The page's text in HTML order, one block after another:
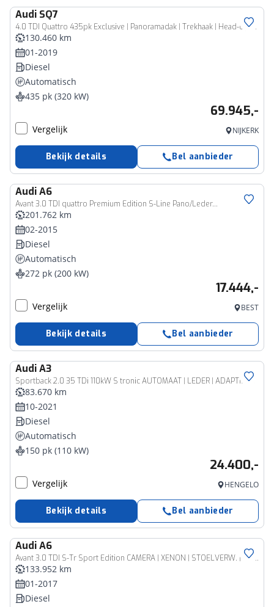
Audi SQ7
4.0 TDI Quattro 435pk Exclusive | Panoramadak | Trekhaak | Head-Up Display | Nachtzicht | Luchtvering| Carbon
130.460 km
01-2019
Diesel
Automatisch
435 pk (320 kW)
69.945,-
Vergelijk NIJKERK
Bekijk details Bel aanbieder
AudiA6
Avant 3.0 TDI quattro Premium Edition S-Line Pano/Leder...
201.762 km
02-2015
Diesel
Automatisch
272 pk (200 kW)
17.444,-
Vergelijk BEST
Bekijk details Bel aanbieder
AudiA3
Sportback 2.0 35 TDi 110kW S tronic AUTOMAAT | LEDER | ADAPTIEVE CRUISE | CAMERA | TREKHAAK | NAVIGATIE | APPLE CARPLAY | LMV | VIRTUEEL | STOELVERWARMING | CLIMA | 12 MAANDEN BOVAG GARANTIE |
83.670 km
10-2021
Diesel
Automatisch
150 pk (110 kW)
24.400,-
Vergelijk HENGELO
Bekijk details Bel aanbieder
AudiA6
Avant 3.0 TDI S-Tr Sport Edition CAMERA | XENON | STOELVERW. | NAVI | CLIMA | TREKHAAK | ELEK KLEP | LMV 19'' | PDC V+A
133.952 km
01-2017
Diesel